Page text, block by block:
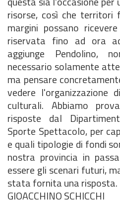
risorse, così che
margini possano
riservata fino ad ora
aggiunge Pendolino,
necessario solamente
ma pensare
vedere l'organizzazione
culturali. Abbiamo
risposte dal
Sporte Spettacolo, per
e quali tipologie di fondi
nostra provincia in
essere gli scenari futuri,
stata fornita una risposta.
GIOACCHINO SCHICCHI